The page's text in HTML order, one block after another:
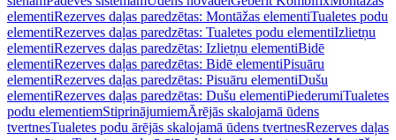
elementiRezerves daļas paredzētas: Montāžas elementiTualetes podu
elementiRezerves daļas paredzētas: Tualetes podu elementiIzlietņu
elementiRezerves daļas paredzētas: Izlietņu elementiBidē
elementiRezerves daļas paredzētas: Bidē elementiPisuāru
elementiRezerves daļas paredzētas: Pisuāru elementiDušu
elementiRezerves daļas paredzētas: Dušu elementiPiederumiTualetes
podu elementiemStiprinājumiemĀrējās skalojamā ūdens
tvertnesTualetes podu ārējās skalojamā ūdens tvertnesRezerves daļas